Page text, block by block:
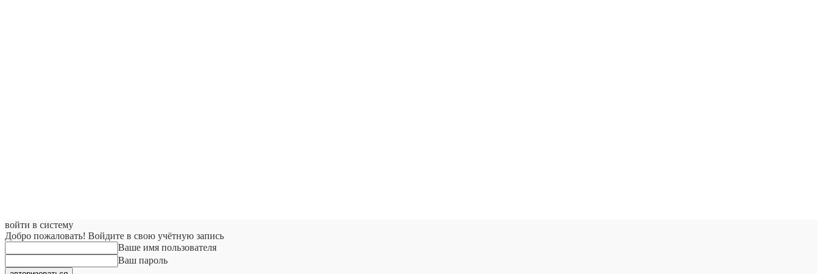
войти в систему
Добро пожаловать! Войдите в свою учётную запись
Ваше имя пользователя
Ваш пароль